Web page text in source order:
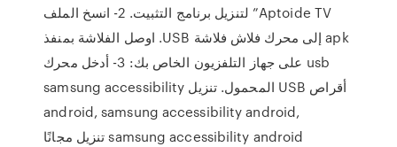
Aptoide TV” لتنزيل برنامج التثبيت. 2- انسخ الملف
apk إلى محرك فلاش فلاشة USB. اوصل الفلاشة بمنفذ
usb على جهاز التلفزيون الخاص بك: 3- أدخل محرك
أقراص USB المحمول. تنزيل samsung accessibility
android, samsung accessibility android,
samsung accessibility android تنزيل مجانًا